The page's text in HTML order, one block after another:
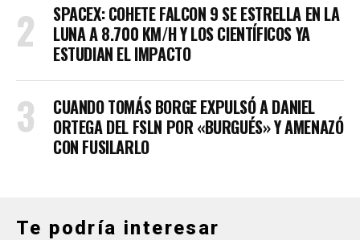
SPACEX: COHETE FALCON 9 SE ESTRELLA EN LA
LUNA A 8.700 KM/H Y LOS CIENTÍFICOS YA
ESTUDIAN EL IMPACTO
CUANDO TOMÁS BORGE EXPULSÓ A DANIEL
ORTEGA DEL FSLN POR «BURGUÉS» Y AMENAZÓ
CON FUSILARLO
Te podría interesar